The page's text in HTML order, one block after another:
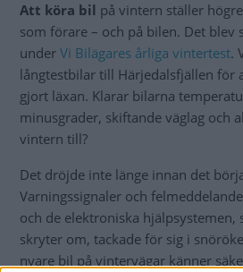
Att köra bil på vintern ställer
som förare – och på bilen. Det blev
under Vi Bilägares årliga vintertest.
långtestbilar till Härjedalsfjällen för
gjort läxan. Klarar bilarna
minusgrader, skiftande väglag och
vintern till?
Det dröjde inte länge innan det
Varningssignaler och
och de elektroniska hjälpsystemen,
skryter om, tackade för sig i
nyare bil på vintervägar känner